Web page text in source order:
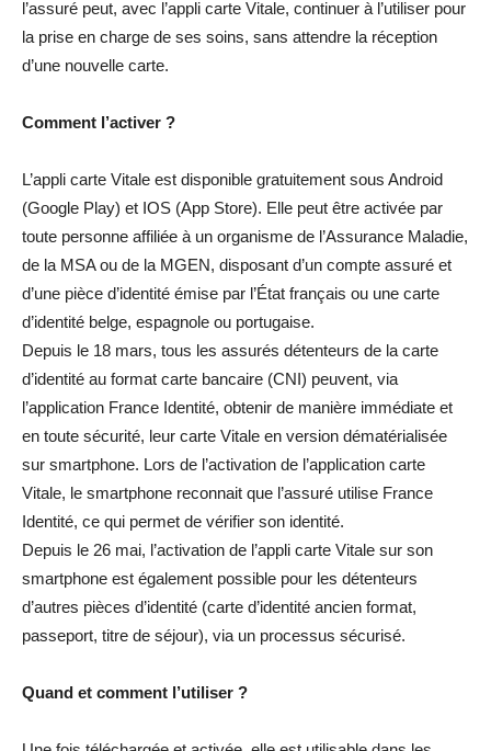
l’assuré peut, avec l’appli carte Vitale, continuer à l’utiliser pour
la prise en charge de ses soins, sans attendre la réception
d’une nouvelle carte.
Comment l’activer ?
L’appli carte Vitale est disponible gratuitement sous Android
(Google Play) et IOS (App Store). Elle peut être activée par
toute personne affiliée à un organisme de l’Assurance Maladie,
de la MSA ou de la MGEN, disposant d’un compte assuré et
d’une pièce d’identité émise par l’État français ou une carte
d’identité belge, espagnole ou portugaise.
Depuis le 18 mars, tous les assurés détenteurs de la carte
d’identité au format carte bancaire (CNI) peuvent, via
l’application France Identité, obtenir de manière immédiate et
en toute sécurité, leur carte Vitale en version dématérialisée
sur smartphone. Lors de l’activation de l’application carte
Vitale, le smartphone reconnait que l’assuré utilise France
Identité, ce qui permet de vérifier son identité.
Depuis le 26 mai, l’activation de l’appli carte Vitale sur son
smartphone est également possible pour les détenteurs
d’autres pièces d’identité (carte d’identité ancien format,
passeport, titre de séjour), via un processus sécurisé.
Quand et comment l’utiliser ?